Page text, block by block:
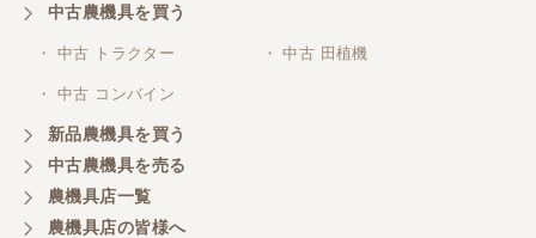
三重県／山本
対応ありがとうございました。
三重県／山本
共立シュレッターを受け取りました。 状態は問題な
く、エンジンも調子がよさそうです。 ありがとうご
ざいました。
中古農機具を買う
・ 中古 トラクター ・ 中古 田植機
・ 中古 コンバイン
新品農機具を買う
中古農機具を売る
農機具店一覧
農機具店の皆様へ